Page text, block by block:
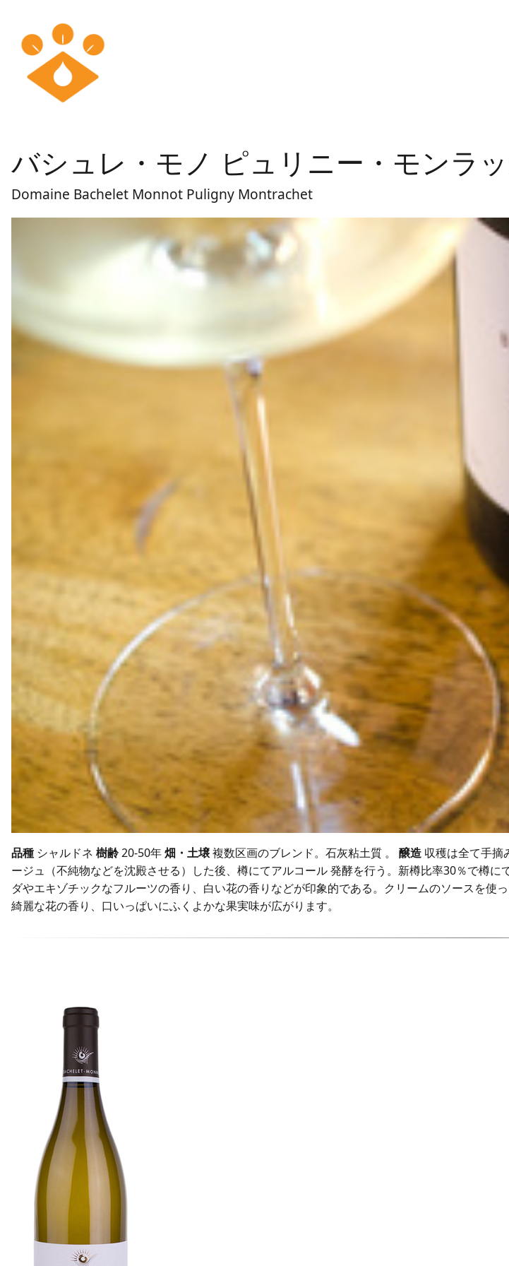
バシュレ・モノ ピュリニー・モンラ
Domaine Bachelet Monnot Puligny Montrachet
品種 シャルドネ 樹齢20-50年畑・土壌複数区画のブレンド。石灰粘土質 。 醸造 収穫は全て手摘
ージュ（不純物などを沈殿させる）した後、樽にてアルコール 発酵を行う。新樽比率30％で樽に
ダやエキゾチックなフルーツの香り、白い花の香りなどが印象的である。クリームのソースを
綺麗な花の香り、口いっぱいにふくよかな果実味が広がります。